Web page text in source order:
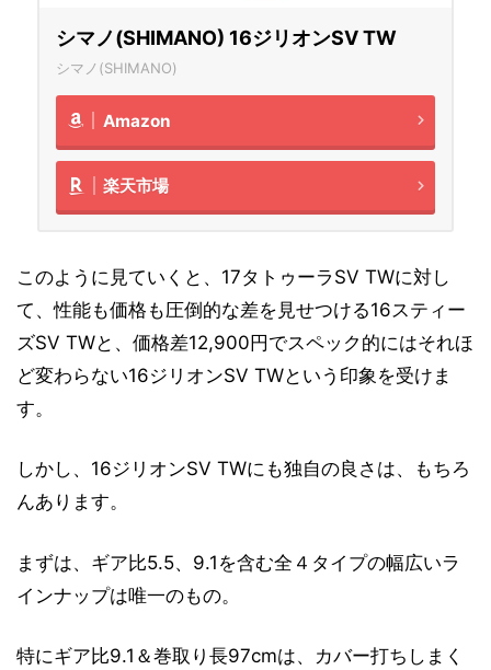
シマノ(SHIMANO) 16ジリオンSV TW
シマノ(SHIMANO)
Amazon
楽天市場
このように見ていくと、17タトゥーラSV TWに対し
て、性能も価格も圧倒的な差を見せつける16スティー
ズSV TWと、価格差12,900円でスペック的にはそれほ
ど変わらない16ジリオンSV TWという印象を受けま
す。
しかし、16ジリオンSV TWにも独自の良さは、もちろ
んあります。
まずは、ギア比5.5、9.1を含む全４タイプの幅広いラ
インナップは唯一のもの。
特にギア比9.1＆巻取り長97cmは、カバー打ちしまく